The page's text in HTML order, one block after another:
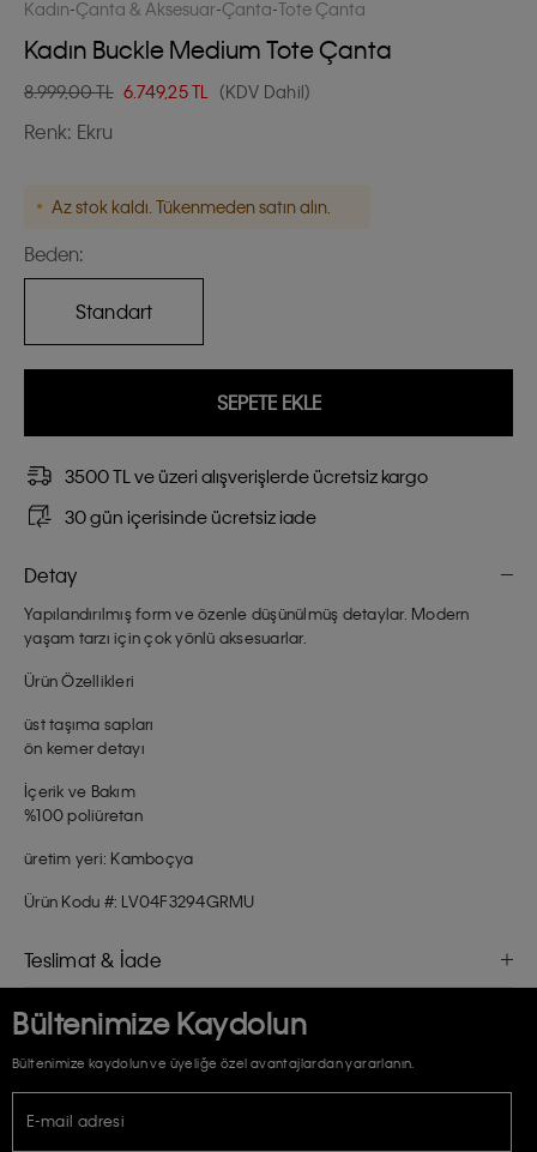
Kadın Çanta & Aksesuar Çanta Tote Çanta
Kadın Buckle Medium Tote Çanta
8.999,00 TL 6.749,25TL (KDV Dahil)
Renk: Ekru
Az stok kaldı. Tükenmeden satın alın.
Beden:
Standart
SEPETE EKLE
3500 TL ve üzeri alışverişlerde ücretsiz kargo
30 gün içerisinde ücretsiz iade
Detay
Yapılandırılmış form ve özenle düşünülmüş detaylar. Modern
yaşam tarzı için çok yönlü aksesuarlar.
Ürün Özellikleri
üst taşıma sapları
ön kemer detayı
İçerik ve Bakım
%100 poliüretan
üretim yeri: Kamboçya
Ürün Kodu #: LV04F3294GRMU
Teslimat & İade
Bültenimize Kaydolun
Bültenimize kaydolun ve üyeliğe özel avantajlardan yararlanın.
E-mail adresi